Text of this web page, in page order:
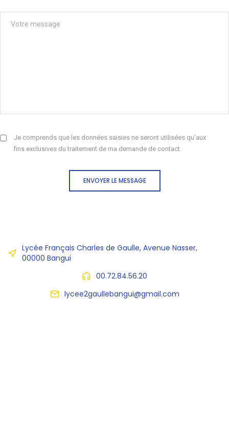
Je comprends que les données saisies ne seront utilisées qu'aux
fins exclusives du traitement de ma demande de contact.
ENVOYER LE MESSAGE
Lycée Français Charles de Gaulle, Avenue Nasser,
00000 Bangui
00.72.84.56.20
lycee2gaullebangui@gmail.com